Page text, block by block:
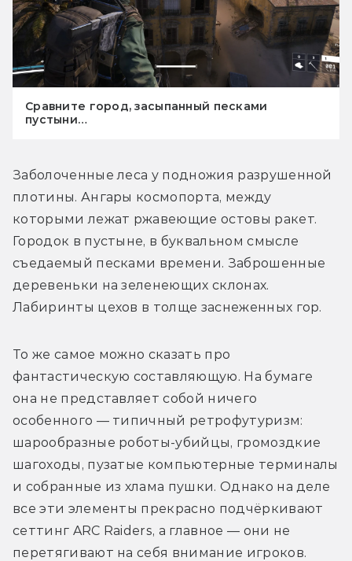
Сравните город, засыпанный песками
пустыни…
Заболоченные леса у подножия разрушенной
плотины. Ангары космопорта, между
которыми лежат ржавеющие остовы ракет.
Городок в пустыне, в буквальном смысле
съедаемый песками времени. Заброшенные
Лабиринты цехов в толще заснеженных гор.
То же самое можно сказать про
фантастическую составляющую. На бумаге
она не представляет собой ничего
особенного — типичный ретрофутуризм:
шарообразные роботы-убийцы, громоздкие
шагоходы, пузатые компьютерные терминалы
и собранные из хлама пушки. Однако на деле
все эти элементы прекрасно подчёркивают
сеттинг ARC Raiders, а главное — они не
перетягивают на себя внимание игроков.